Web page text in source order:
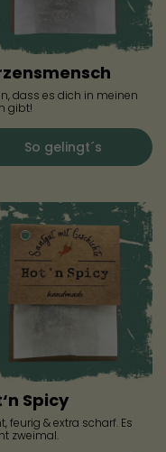
dass es dich in meinen
gibt!
So gelingt´s
Spicy
feurig & extra scharf. Es
zweimal.